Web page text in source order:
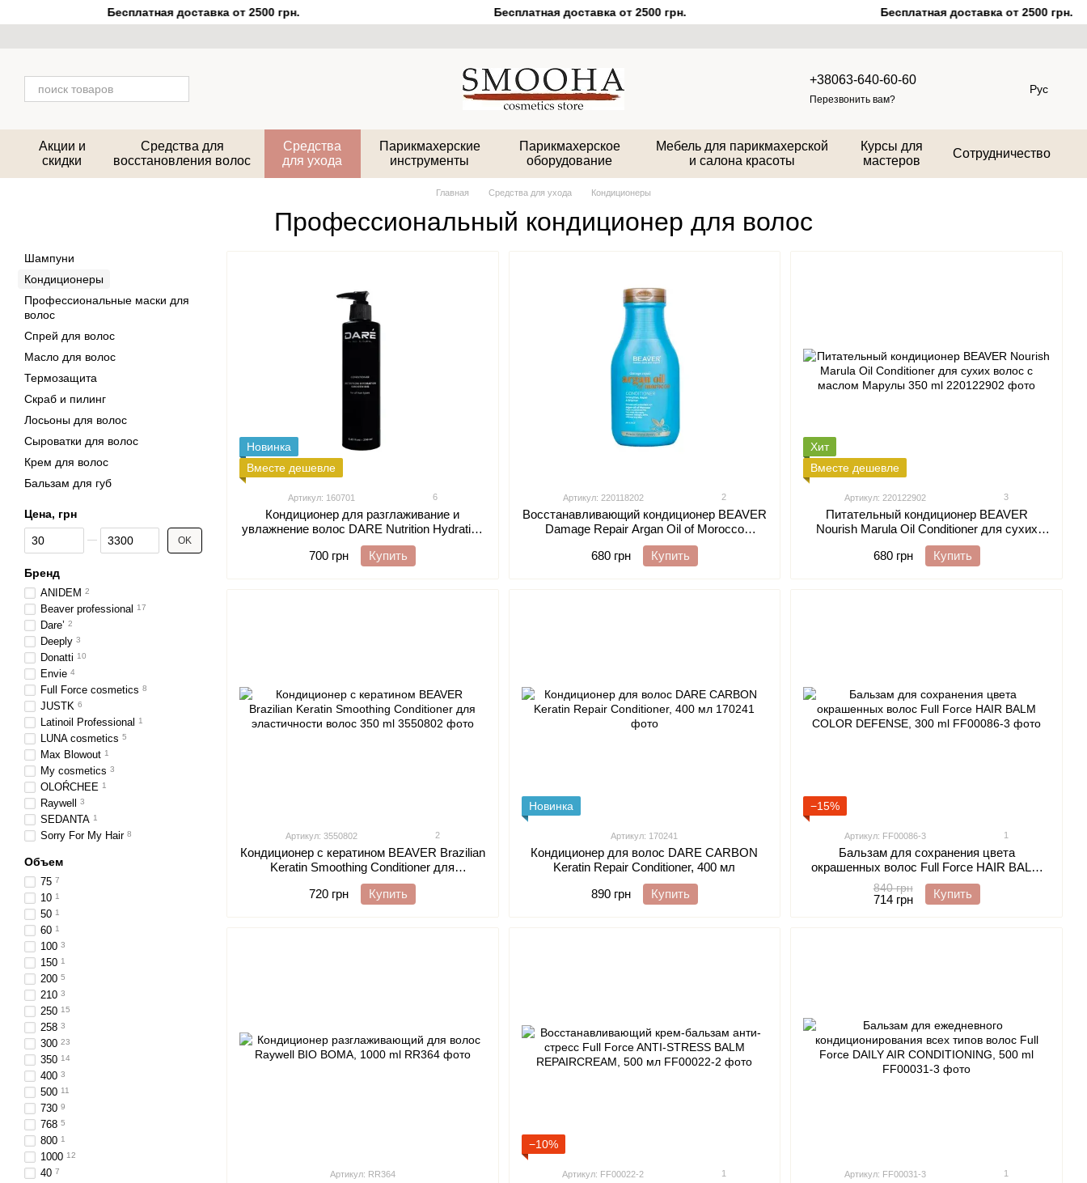
Перейти к основному контенту
Бесплатная доставка от 2500 грн. Бесплатная доставка от 2500 грн. Бесплатная доставка от 2500 грн.
+38063-640-60-60
Перезвонить вам?
Рус
Акции и
скидки
Средства для
восстановления волос
Средства
для ухода
Парикмахерские
инструменты
Парикмахерское
оборудование
Мебель для парикмахерской
и салона красоты
Курсы для
мастеров
Сотрудничество
Главная Средства для ухода Кондиционеры
Профессиональный кондиционер для волос
Новинка
Вместе дешевле
Артикул: 160701 6
Кондиционер для разглаживание и
увлажнение волос DARE Nutrition Hydration
Smoothing, 250 ml
700 грн
Купить
Артикул: 220118202 2
Восстанавливающий кондиционер BEAVER
Damage Repair Argan Oil of Morocco
Conditioner для поврежденных волос с
Аргановым маслом 350 ml
680 грн Купить
Хит
Вместе дешевле
Артикул: 220122902 3
Питательный кондиционер BEAVER
Nourish Marula Oil Conditioner для сухих
волос с маслом Марулы 350 ml
680 грн
Купить
Артикул: 3550802 2
Кондиционер с кератином BEAVER Brazilian
Keratin Smoothing Conditioner для
эластичности волос 350 ml
720 грн
Купить
Новинка
Артикул: 170241
Кондиционер для волос DARE CARBON
Keratin Repair Conditioner, 400 мл
890 грн
Купить
−15%
Артикул: FF00086-3 1
Бальзам для сохранения цвета
окрашенных волос Full Force HAIR BALM
COLOR DEFENSE, 300 ml
840 грн
714 грн Купить
Артикул: RR364
−10%
Артикул: FF00022-2 1 Артикул: FF00031-3 1
Шампуни
Кондиционеры
Профессиональные маски для
волос
Спрей для волос
Масло для волос
Термозащита
Скраб и пилинг
Лосьоны для волос
Сыроватки для волос
Крем для волос
Бальзам для губ
Цена, грн
От Цена, грн
До Цена, грн OK
Бренд
ANIDEM 2
Beaver professional 17
Dare’ 2
Deeply 3
Donatti 10
Envie 4
Full Force cosmetics 8
JUSTK 6
Latinoil Professional 1
LUNA cosmetics 5
Max Blowout 1
My cosmetics 3
OLOŔCHEE 1
Raywell 3
SEDANTA 1
Sorry For My Hair 8
Объем
75 7
10 1
50 1
60 1
100 3
150 1
200 5
210 3
250 15
258 3
300 23
350 14
400 3
500 11
730 9
768 5
800 1
1000 12
40 7